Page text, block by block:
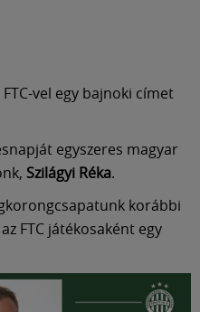
vel egy bajnoki címet
egyszeres magyar
Szilágyi Réka.
korábbi
FTC játékosaként egy